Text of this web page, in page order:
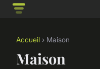
Accueil › Maison
Maison